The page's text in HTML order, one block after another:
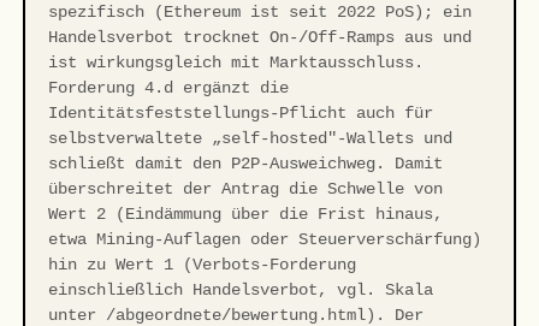
spezifisch (Ethereum ist seit 2022 PoS); ein
Handelsverbot trocknet On-/Off-Ramps aus und
ist wirkungsgleich mit Marktausschluss.
Forderung 4.d ergänzt die
Identitätsfeststellungs-Pflicht auch für
selbstverwaltete „self-hosted"-Wallets und
schließt damit den P2P-Ausweichweg. Damit
überschreitet der Antrag die Schwelle von
Wert 2 (Eindämmung über die Frist hinaus,
etwa Mining-Auflagen oder Steuerverschärfung)
hin zu Wert 1 (Verbots-Forderung
einschließlich Handelsverbot, vgl. Skala
unter /abgeordnete/bewertung.html). Der